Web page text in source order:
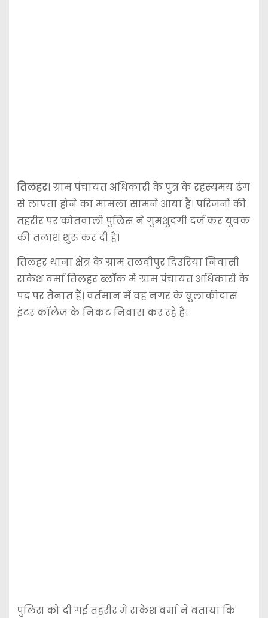
तिलहर।ग्राम पंचायत अधिकारी के पुत्र के रहस्यमय ढंग
से लापता होने का मामला सामने आया है। परिजनों की
तहरीर पर कोतवाली पुलिस ने गुमशुदगी दर्ज कर युवक
की तलाश शुरू कर दी है।
तिलहर थाना क्षेत्र के ग्राम तलवीपुर दिउरिया निवासी
राकेश वर्मा तिलहर ब्लॉक में ग्राम पंचायत अधिकारी के
पद पर तैनात हैं। वर्तमान में वह नगर के बुलाकीदास
इंटर कॉलेज के निकट निवास कर रहे हैं।
पुलिस को दी गई तहरीर में राकेश वर्मा ने बताया कि